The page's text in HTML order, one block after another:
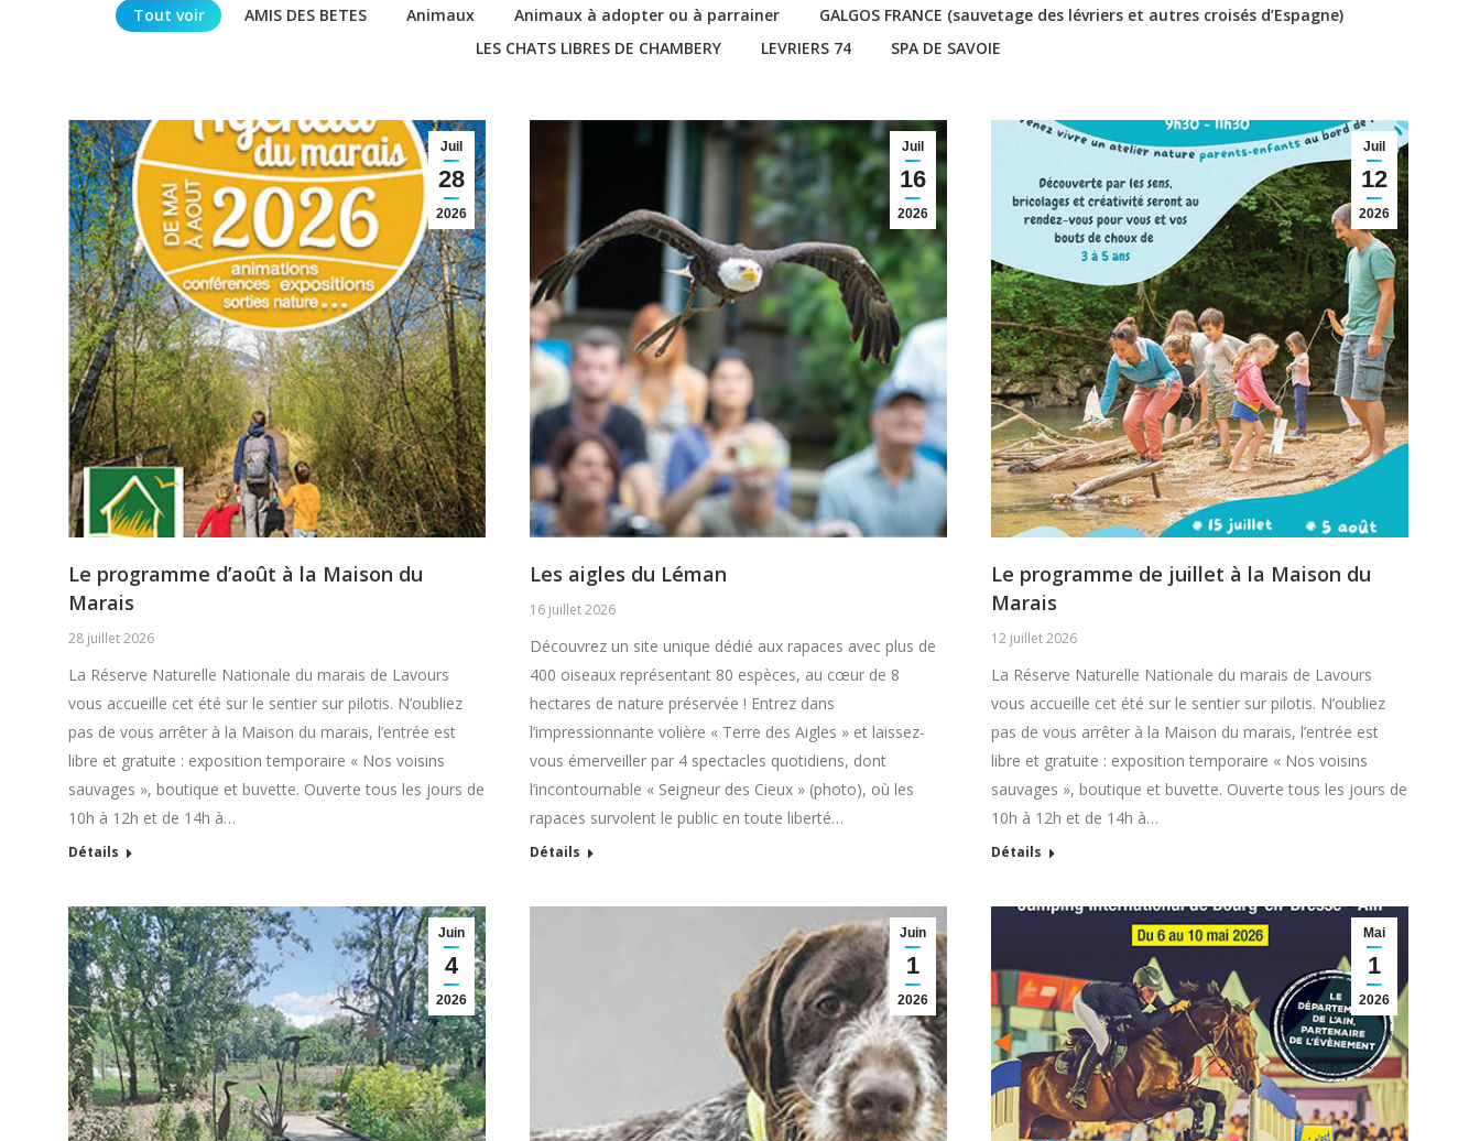
Tout voir AMIS DES BETES Animaux Animaux à adopter ou à parrainer
GALGOS FRANCE (sauvetage des lévriers et autres croisés d’Espagne)
LES CHATS LIBRES DE CHAMBERY
LEVRIERS 74 SPA DE SAVOIE
Juil
28
2026
Le programme d’août à la Maison du
Marais
28 juillet 2026
La Réserve Naturelle Nationale du marais de Lavours
vous accueille cet été sur le sentier sur pilotis. N’oubliez
pas de vous arrêter à la Maison du marais, l’entrée est
libre et gratuite : exposition temporaire « Nos voisins
sauvages », boutique et buvette. Ouverte tous les jours de
10h à 12h et de 14h à…
Détails
Juil
16
2026
Les aigles du Léman
16 juillet 2026
Découvrez un site unique dédié aux rapaces avec plus de
400 oiseaux représentant 80 espèces, au cœur de 8
hectares de nature préservée ! Entrez dans
l’impressionnante volière « Terre des Aigles » et laissez-
vous émerveiller par 4 spectacles quotidiens, dont
l’incontournable « Seigneur des Cieux » (photo), où les
rapaces survolent le public en toute liberté…
Détails
Juil
12
2026
Le programme de juillet à la Maison du
Marais
12 juillet 2026
La Réserve Naturelle Nationale du marais de Lavours
vous accueille cet été sur le sentier sur pilotis. N’oubliez
pas de vous arrêter à la Maison du marais, l’entrée est
libre et gratuite : exposition temporaire « Nos voisins
sauvages », boutique et buvette. Ouverte tous les jours de
10h à 12h et de 14h à…
Détails
Juin
4
2026
Juin
1
2026
Mai
1
2026